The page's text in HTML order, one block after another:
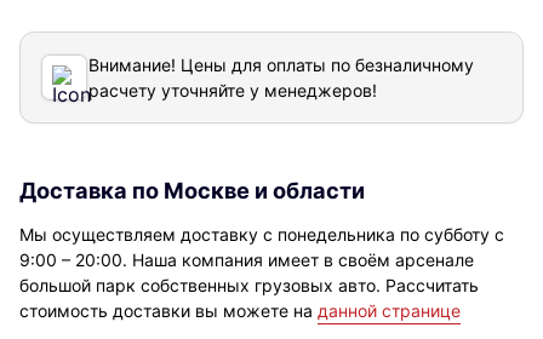
Внимание! Цены для оплаты по безналичному
расчету уточняйте у менеджеров!
Доставка по Москве и области
Мы осуществляем доставку с понедельника по субботу с
9:00 – 20:00. Наша компания имеет в своём арсенале
большой парк собственных грузовых авто. Рассчитать
стоимость доставки вы можете на данной странице